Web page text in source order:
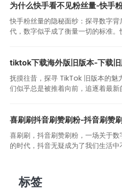
为什么快手看不见粉丝量-快手
快手粉丝量的隐秘面纱：探寻数字
代，数字似乎成了衡量一切的标准。
tiktok下载海外版旧版本-下载
抚摸往昔，探寻 TikTok 旧版本的魅
们似乎总是被推着向前，追逐着最新
喜刷刷抖音刷赞刷粉-抖音刷赞
喜刷刷，抖音刷赞刷粉，一场关于
的时代，抖音无疑成为了我们生活中
标签